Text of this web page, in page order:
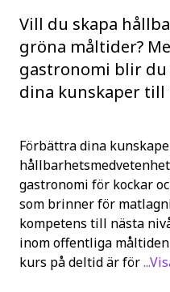
Vill du skapa
gröna måltider?
gastronomi blir du
dina kunskaper till
Förbättra dina
gastronomi för kockar
som brinner för
kompetens till nästa
inom offentliga
kurs på deltid är för